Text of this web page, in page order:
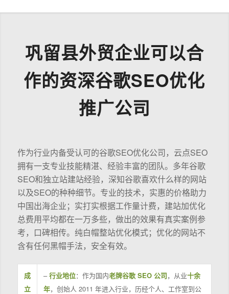
巩留县外贸企业可以合
作的资深谷歌SEO优化
推广公司
作为行业内备受认可的谷歌SEO优化公司，云点SEO
拥有一支专业技能精湛、经验丰富的团队。多年谷歌
SEO和独立站建站经验，深知谷歌喜欢什么样的网站
以及SEO的种种细节。专业的技术，实惠的价格助力
中国出海企业；实打实根据工作量计费，建站加优化
总费用平均都在一万多些，做出的效果有真实案例参
考，口碑相传。纯白帽整站优化模式；优化的网站不
含有任何黑帽手法，安全有效。
成
立
–行业地位：作为国内老牌谷歌 SEO 公司，从业十余
年，创始人 2011 年进入行业，历经个人、工作室到公